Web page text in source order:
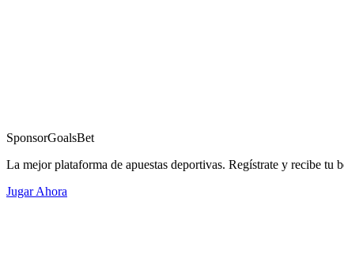
SponsorGoalsBet
La mejor plataforma de apuestas deportivas. Regístrate y recibe tu
Jugar Ahora